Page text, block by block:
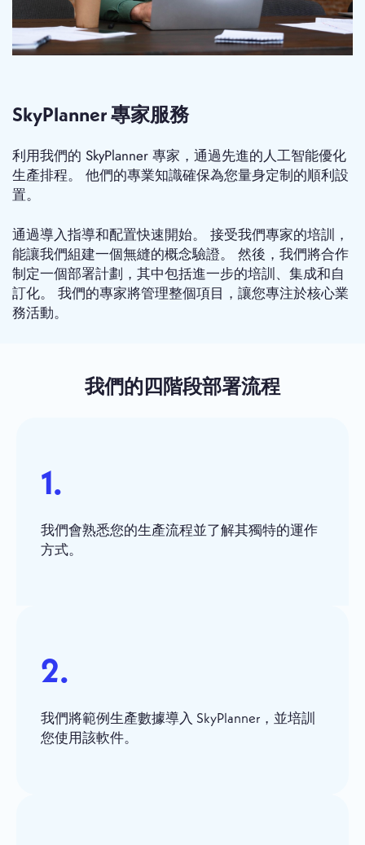
SkyPlanner 專家服務
利用我們的 SkyPlanner 專家，通過先進的人工智能優化
生產排程。 他們的專業知識確保為您量身定制的順利設
置。
通過導入指導和配置快速開始。 接受我們專家的培訓，
能讓我們組建一個無縫的概念驗證。 然後，我們將合作
制定一個部署計劃，其中包括進一步的培訓、集成和自
訂化。 我們的專家將管理整個項目，讓您專注於核心業
務活動。
我們的四階段部署流程
1.
我們會熟悉您的生產流程並了解其獨特的運作
方式。
2.
我們將範例生產數據導入 SkyPlanner，並培訓
您使用該軟件。